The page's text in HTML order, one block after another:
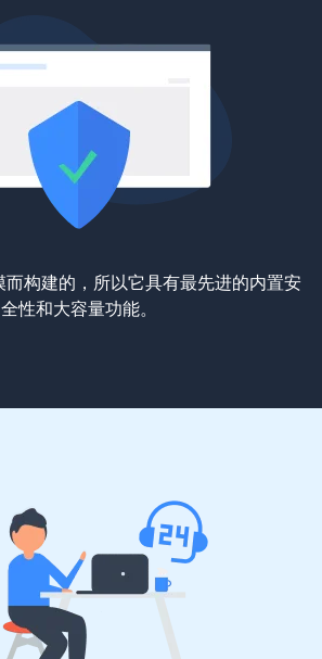
构建的，所以它具有最先进的内置安
全性和大容量功能。